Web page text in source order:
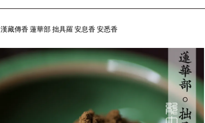
漢藏傳香 蓮華部 拙具羅 安息香 安悉香